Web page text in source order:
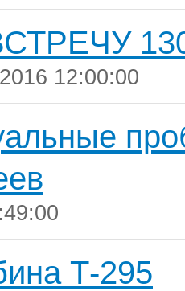
12:00:00
Т-295